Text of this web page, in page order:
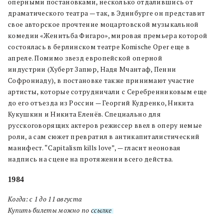
оперными постановками, несколько отдалившись от
драматического театра — так, в Эдинбурге он представит
свое авторское прочтение моцартовской музыкальной
комедии «Женитьба Фигаро», мировая премьера которой
состоялась в берлинском театре Komische Oper еще в
апреле. Помимо звезд европейской оперной
индустрии (Хуберт Запюр, Надя Мчантаф, Пенни
Софрониаду), в постановке также принимают участие
артисты, которые сотрудничали с Серебренниковым еще
до его отъезда из России — Георгий Кудренко, Никита
Кукушкин и Никита Еленёв. Специально для
русскоговорящих актеров режиссер ввел в оперу немые
роли, а сам сюжет превратил в антикапиталистический
манифест. “Capitalism kills love”, — гласит неоновая
надпись на сцене на протяжении всего действа.
1984
Когда: с 1 до 11 августа
Купить билеты можно по ссылке.